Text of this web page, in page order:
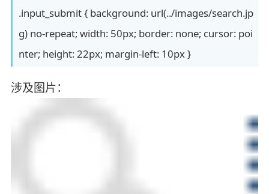
.input_submit { background: url(../images/search.jp
g) no-repeat; width: 50px; border: none; cursor: poi
nter; height: 22px; margin-left: 10px }
涉及图片：